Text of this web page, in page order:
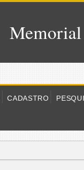
Memorial
CADASTRO